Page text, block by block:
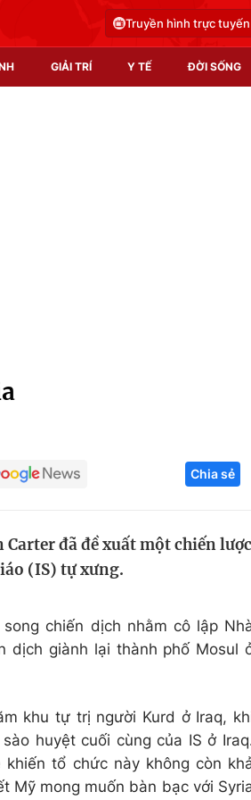
Truyền hình trực tuyến
GIẢI TRÍ Y TẾ ĐỜI SỐNG
Công nghệ
Sản phẩm
Tư vấn
Chia sẻ
đã đề xuất một chiến lược
(IS) tự xưng.
chiến dịch nhằm cô lập
dịch giành lại thành phố Mosul
khu tự trị người Kurd ở Iraq,
huyệt cuối cùng của IS ở
tổ chức này không còn
Mỹ mong muốn bàn bạc với